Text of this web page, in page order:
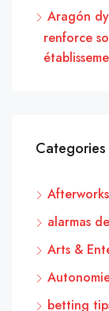
Aragón
renforce
Categories
alarmas
Arts &
betting